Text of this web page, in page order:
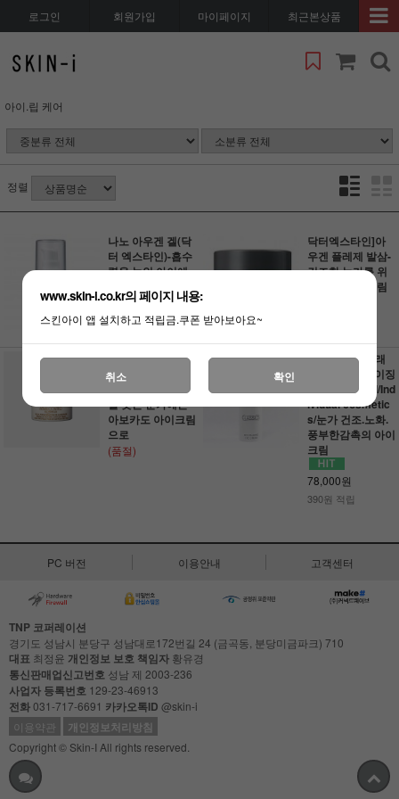
로그인 회원가입 마이페이지 최근본상품
아이.립 케어
정렬
나노 아우겐 겔(닥
터 엑스타인)-흡수
력을 높인 아이에
0원
360원 적립
닥터엑스타인]아
우겐 플레제 발삼-
건조한 눈가를 위
한 촉촉 아이크림
닥터잔카 센시컨투
어 아이 크림 20g /
자글자글 건조하고
잘 붓는 눈가에는
아보카도 아이크림
으로
(품절)
인디비듀얼]클래
식 리바이탈라이징
아이크림 50ml/Ind
ividual cosmetic
s/눈가 건조.노화.
풍부한감촉의 아이
크림
78,000원
390원 적립
PC 버전 이용안내 고객센터
TNP 코퍼레이션
경기도 성남시 분당구 성남대로172번길 24 (금곡동, 분당미금파크) 710
대표 최정윤 개인정보 보호 책임자 황유경
통신판매업신고번호 성남 제 2003-236
사업자 등록번호 129-23-46913
전화031-717-6691 카카오톡ID @skin-i
이용약관
개인정보처리방침
Copyright © Skin-I All rights reserved.
www.skin-i.co.kr의 페이지 내용:
스킨아이 앱 설치하고 적립금.쿠폰 받아보아요~
취소 확인